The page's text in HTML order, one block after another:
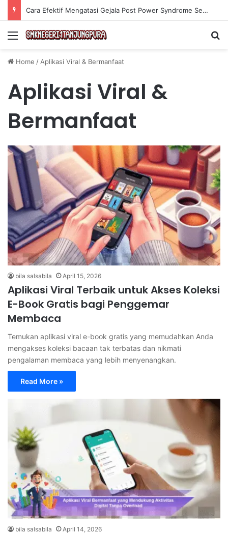
Olahraga Tanpa Alat untuk Menjaga Kebugaran Tubuh secara Efektif di Rumah
Menu
Home / Aplikasi Viral & Bermanfaat
Aplikasi Viral &
Bermanfaat
bila salsabila April 15, 2026
Aplikasi Viral Terbaik untuk Akses Koleksi
E-Book Gratis bagi Penggemar
Membaca
Temukan aplikasi viral e-book gratis yang memudahkan Anda
mengakses koleksi bacaan tak terbatas dan nikmati
pengalaman membaca yang lebih menyenangkan.
Read More »
bila salsabila April 14, 2026